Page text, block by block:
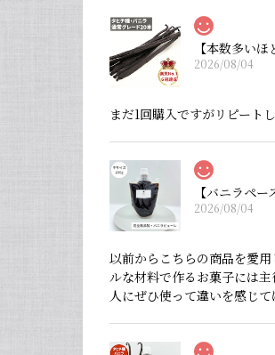
【本数多い
2026/08/04
まだ1回購入ですがリピート
2026/08/04
以前からこちらの商品を愛
ルな材料で作るお菓子には
人にぜひ使って違いを感じて